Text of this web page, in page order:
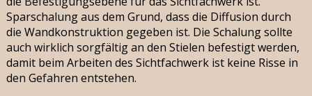
Sparschalung aus dem Grund, dass die Diffusion durch
die Wandkonstruktion gegeben ist. Die Schalung sollte
auch wirklich sorgfältig an den Stielen befestigt werden,
damit beim Arbeiten des Sichtfachwerk ist keine Risse in
den Gefahren entstehen.